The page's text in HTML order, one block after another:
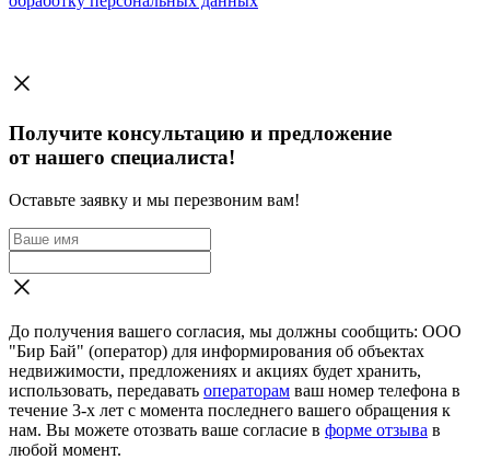
Получите консультацию и предложение
от нашего специалиста!
Оставьте заявку и мы перезвоним вам!
До получения вашего согласия, мы должны сообщить: ООО
"Бир Бай" (оператор) для информирования об объектах
недвижимости, предложениях и акциях будет хранить,
использовать, передавать операторам ваш номер телефона в
течение 3-х лет с момента последнего вашего обращения к
нам. Вы можете отозвать ваше согласие в форме отзыва в
любой момент.